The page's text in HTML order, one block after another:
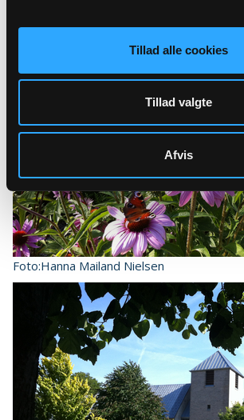
Tillad alle cookies
Tillad valgte
Afvis
Foto:Hanna Mailand Nielsen